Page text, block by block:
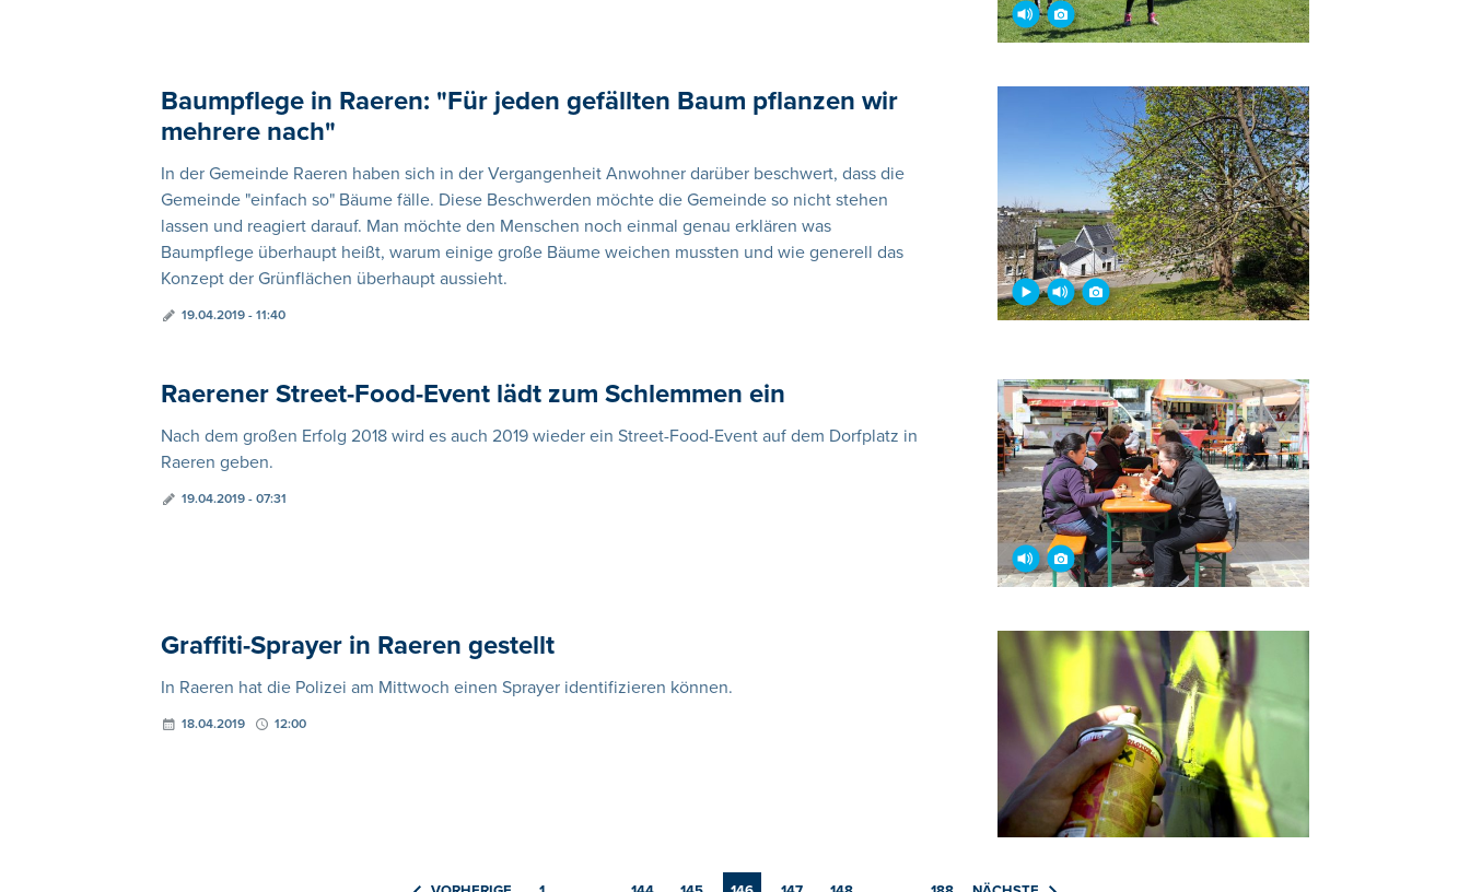
Baumpflege in Raeren: "Für jeden gefällten Baum pflanzen wir
mehrere nach"
In der Gemeinde Raeren haben sich in der Vergangenheit Anwohner darüber beschwert, dass die
Gemeinde "einfach so" Bäume fälle. Diese Beschwerden möchte die Gemeinde so nicht stehen
lassen und reagiert darauf. Man möchte den Menschen noch einmal genau erklären was
Baumpflege überhaupt heißt, warum einige große Bäume weichen mussten und wie generell das
Konzept der Grünflächen überhaupt aussieht.
19.04.2019 - 11:40
Raerener Street-Food-Event lädt zum Schlemmen ein
Nach dem großen Erfolg 2018 wird es auch 2019 wieder ein Street-Food-Event auf dem Dorfplatz in
Raeren geben.
19.04.2019 - 07:31
Graffiti-Sprayer in Raeren gestellt
In Raeren hat die Polizei am Mittwoch einen Sprayer identifizieren können.
18.04.2019 12:00